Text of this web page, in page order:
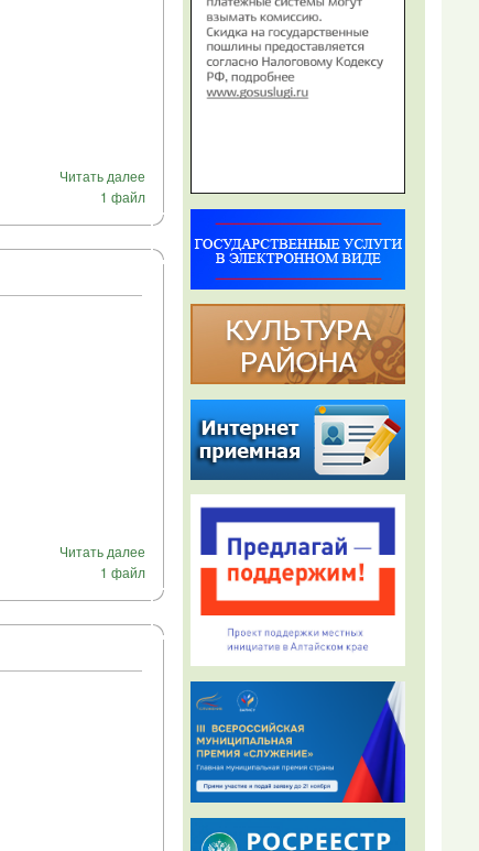
Читать далее
1 файл
Читать далее
1 файл